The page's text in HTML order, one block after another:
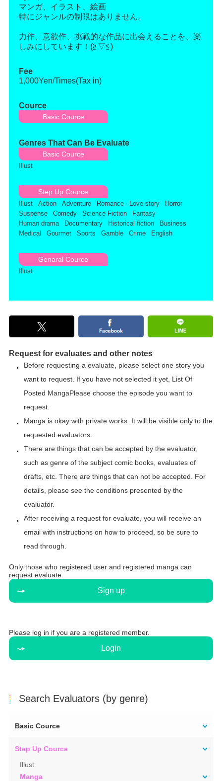
マンガ、イラスト、絵画
特にジャンルの制限はありません。
力作、意欲作、挑戦的な作品に出会えることを、楽
しみにしています！(≧▽≦)
Fee
1,000Yen/Times(Tax in)
Cource
Basic Cource
Genres That Can Be Evaluate
Basic Cource
Illust
Step Up Cource
Illust Action Adventure Romance Love story
Horror
Suspense
Comedy Science Fiction
Fantasy
Human drama
Documentary Historical fiction
Business
Medical
Gourmet Sports Gamble Crime English
Genaral Cource
Illust
Request for evaluates and other notes
Before requesting a evaluate, please select one story you
want to request. If you have not selected it yet, List Of
Posted MangaPlease choose the episode you want to
request.
Manga is okay with private works. It will be visible only to the
requested evaluators.
There are things that can be accepted by the evaluator,
such as genre of the subject comic books, evaluates of
drafts, etc. There are things that can not be accepted. For
details, please see the conditions presented by the
evaluator.
After receiving a request for evaluate, you will receive an
email with instructions on how to proceed, so be sure to
read through.
Only those who registered user and registered manga can
request evaluate.
Sign up
Please log in if you are a registered member.
Login
Search Evaluators (by genre)
Basic Cource
Step Up Cource
Illust
Manga